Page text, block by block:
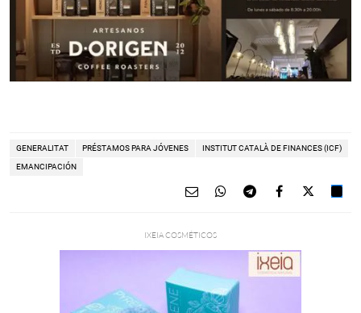
GENERALITAT PRÉSTAMOS PARA JÓVENES INSTITUT CATALÀ DE FINANCES (ICF)
EMANCIPACIÓN